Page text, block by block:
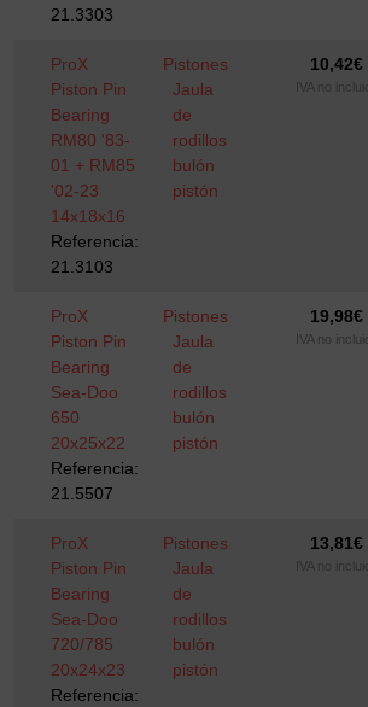
21.3303
ProX
Piston Pin
Bearing
RM80 '83-
01 + RM85
'02-23
14x18x16
Referencia:
21.3103
Pistones
Jaula
de
rodillos
bulón
pistón
10,42€
IVA no
ProX
Piston Pin
Bearing
Sea-Doo
650
20x25x22
Referencia:
21.5507
Pistones
Jaula
de
rodillos
bulón
pistón
19,98€
IVA no
ProX
Piston Pin
Bearing
Sea-Doo
720/785
20x24x23
Referencia:
Pistones
Jaula
de
rodillos
bulón
pistón
13,81€
IVA no